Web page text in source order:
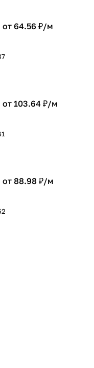
от 64.56 ₽/м
от 103.64 ₽/м
от 88.98 ₽/м